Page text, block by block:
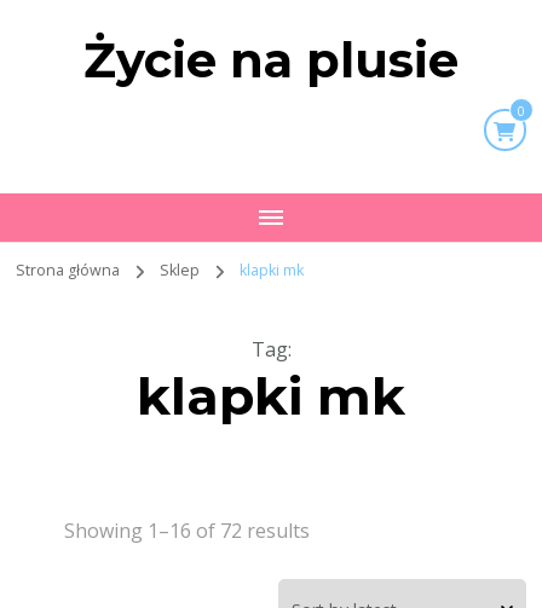
Życie na plusie
0
Strona główna Sklep klapki mk
Tag:
klapki mk
Showing 1–16 of 72 results